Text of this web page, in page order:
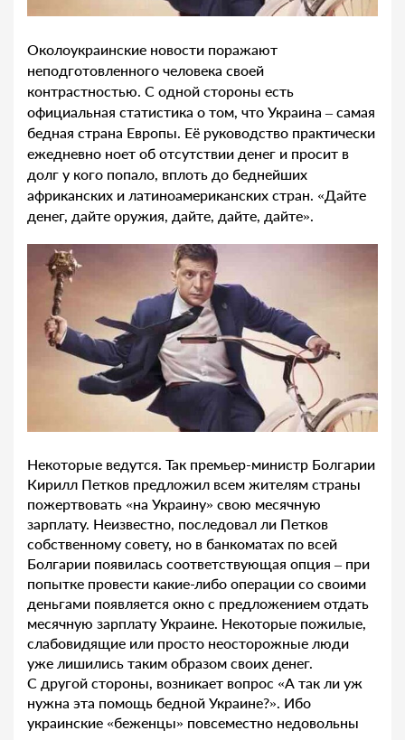
Околоукраинские новости поражают
неподготовленного человека своей
контрастностью. С одной стороны есть
официальная статистика о том, что Украина – самая
бедная страна Европы. Её руководство практически
ежедневно ноет об отсутствии денег и просит в
долг у кого попало, вплоть до беднейших
африканских и латиноамериканских стран. «Дайте
денег, дайте оружия, дайте, дайте, дайте».
Некоторые ведутся. Так премьер-министр Болгарии
Кирилл Петков предложил всем жителям страны
пожертвовать «на Украину» свою месячную
зарплату. Неизвестно, последовал ли Петков
собственному совету, но в банкоматах по всей
Болгарии появилась соответствующая опция – при
попытке провести какие-либо операции со своими
деньгами появляется окно с предложением отдать
месячную зарплату Украине. Некоторые пожилые,
слабовидящие или просто неосторожные люди
уже лишились таким образом своих денег.
С другой стороны, возникает вопрос «А так ли уж
нужна эта помощь бедной Украине?». Ибо
украинские «беженцы» повсеместно недовольны